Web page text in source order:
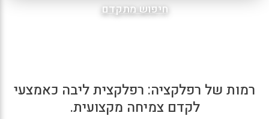
חיפוש מתקדם
רמות של רפלקציה: רפלקצית ליבה כאמצעי
לקדם צמיחה מקצועית.